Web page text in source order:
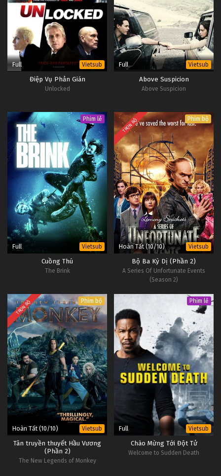
Full Vietsub
Điệp Vụ Phản Gián
Unlocked
Full Vietsub
Above Suspicion
Above Suspicion
Phim lẻ
Full Vietsub
Cuồng Thú
The Brink
TRỌN BỘ Phim bộ
Hoàn Tất (10/10) Vietsub
Bộ Ba Kỳ Dị (Phần 2)
A Series Of Unfortunate Events
(Season 2)
TRỌN BỘ Phim bộ
Hoàn Tất (10/10) Vietsub
Tân truyền thuyết Hầu Vương
(Phần 2)
The New Legends of Monkey
Phim lẻ
Full Vietsub
Chào Mừng Tới Đột Tử
Welcome to Sudden Death